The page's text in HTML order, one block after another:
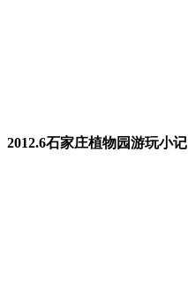
2012.6石家庄植物园游玩小记